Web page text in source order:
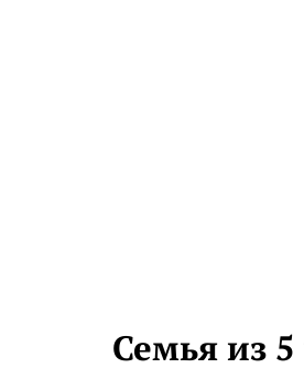
Семья из 5